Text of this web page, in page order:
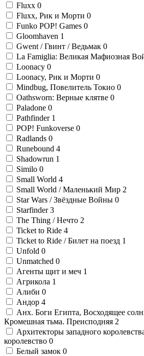
Fluxx 0
Fluxx, Рик и Морти 0
Funko POP! Games 0
Gloomhaven 1
Gwent / Гвинт / Ведьмак 0
La Famiglia: Великая Мафиозная
Loonacy 0
Loonacy, Рик и Морти 0
Mindbug, Повелитель Токио 0
Oathsworn: Верные клятве 0
Paladone 0
Pathfinder 1
POP! Funkoverse 0
Radlands 0
Runebound 4
Shadowrun 1
Similo 0
Small World 4
Small World / Маленький Мир 2
Star Wars / Звёздные Войны 0
Starfinder 3
The Thing / Нечто 2
Ticket to Ride 4
Ticket to Ride / Билет на поезд 1
Unfold 0
Unmatched 0
Агенты щит и меч 1
Агрикола 1
Алиби 0
Андор 4
Анх. Боги Египта, Восходящее
Кромешная тьма. Преисподняя 2
Архитекторы западного
королевство 0
Белый замок 0